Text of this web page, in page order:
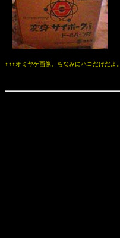
↑↑↑オミヤゲ画像。ちなみにハコだけだよ。